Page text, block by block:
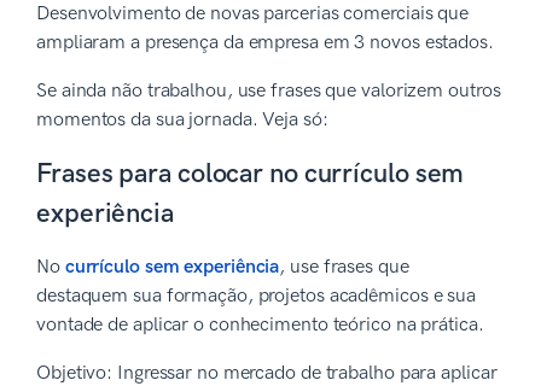
Desenvolvimento de novas parcerias comerciais que
ampliaram a presença da empresa em 3 novos estados.
Se ainda não trabalhou, use frases que valorizem outros
momentos da sua jornada. Veja só:
Frases para colocar no currículo sem
experiência
No currículo sem experiência, use frases que
destaquem sua formação, projetos acadêmicos e sua
vontade de aplicar o conhecimento teórico na prática.
Objetivo: Ingressar no mercado de trabalho para aplicar